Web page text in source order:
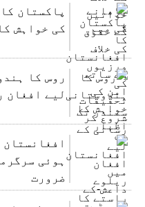
پاکستان
کی خواہش
روس کا
لیے افغان
ہوئی
ضرورت